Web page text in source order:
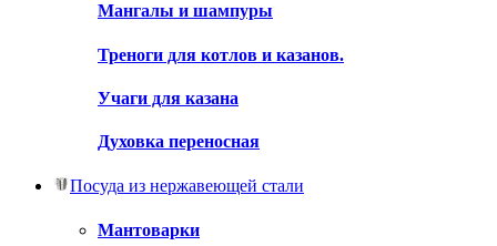
Мангалы и шампуры
Треноги для котлов и казанов.
Учаги для казана
Духовка переносная
Посуда из нержавеющей стали
Мантоварки